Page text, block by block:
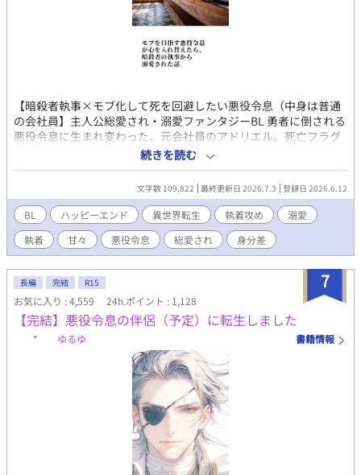
【暗殺者執事×モブ化して死を回避したい悪役令息（中身は普通
の会社員】主人公総愛され・溺愛ファンタジーBL 勇者に倒される
悪役令息に生まれ変わった、元会社員のアドリエル。死亡フラグ
を回避するため行動を改め、父の悪役化も防いだら、なぜだか自
分を殺すはずの執事から求愛されて、おまけに従僕の美少年から
も懐かれているんだけど、なんで――!? 生き残りをかけて奮闘す
る転生悪役令息が、気づいたら真実の愛を手にしていて、幸せに
なるお話です。 総受けに見える展開が含まれますが、最終的に主
人公とくっつくのは執事ひとりだけです。 性描写のあるエピソー
ドには（☆）を付けております。 アルファポリス様の独占公開・
最新作です。 皆様に楽しんでいただけたらと願っています。どう
ぞよろしくお願いいたします！ ※本編完結済み。今後は、後日
談・番外編を不定期に投稿します。 ※番外編・第一弾としまし
て、完結記念SS『プレゼントは僕だった』を更新しました。
続きを読む
文字数 109,822 最終更新日 2026.7.3 登録日 2026.6.12
BL ハッピーエンド 異世界転生 執着攻め
溺愛
執着
甘々 悪役令息 総愛され 身分差
7
長編 完結 R15
お気に入り : 4,559 24h.ポイント : 1,128
【完結】悪役令息の伴侶（予定）に転生しました
* ゆるゆ 書籍情報